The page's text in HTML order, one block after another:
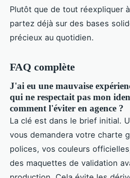
Plutôt que de tout réexpliquer
partez déjà sur des bases
précieux au quotidien.
FAQ complète
J'ai eu une mauvaise
qui ne respectait pas mon
comment l'éviter en agence ?
La clé est dans le brief initial.
vous demandera votre charte
polices, vos couleurs
des maquettes de validation